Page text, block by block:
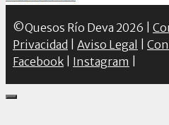
©Quesos Río Deva 2026 |
Privacidad
Aviso Legal
Facebook
Instagram
Close